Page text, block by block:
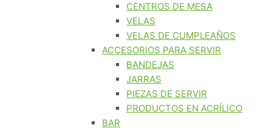
CENTROS DE MESA
VELAS
VELAS DE CUMPLEAÑOS
ACCESORIOS PARA SERVIR
BANDEJAS
JARRAS
PIEZAS DE SERVIR
PRODUCTOS EN ACRÍLICO
BAR